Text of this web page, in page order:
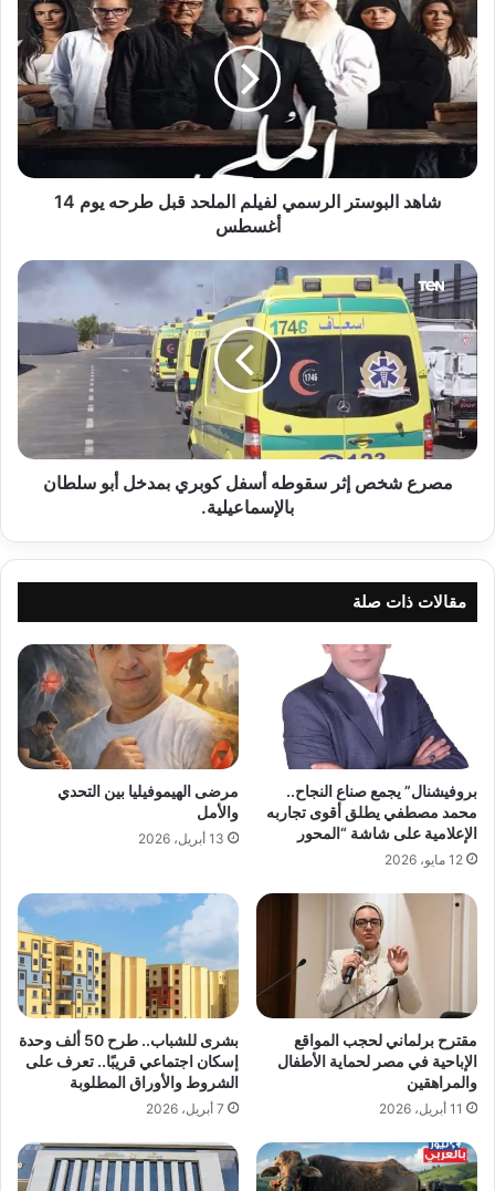
البوستر
الرسمي
لفيلم
الملحد
قبل
طرحه
يوم
14
أغسطس
شاهد البوستر الرسمي لفيلم الملحد قبل طرحه يوم 14
أغسطس
مصرع
شخص
إثر
سقوطه
أسفل
كوبري
بمدخل
أبو
سلطان
بالإسماعيلية.
مصرع شخص إثر سقوطه أسفل كوبري بمدخل أبو سلطان
بالإسماعيلية.
مقالات ذات صلة
بروفيشنال” يجمع صناع النجاح..
محمد مصطفي يطلق أقوى تجاربه
الإعلامية على شاشة “المحور
12 مايو، 2026
مرضى الهيموفيليا بين التحدي
والأمل
13 أبريل، 2026
مقترح برلماني لحجب المواقع
الإباحية في مصر لحماية الأطفال
والمراهقين
11 أبريل، 2026
بشرى للشباب.. طرح 50 ألف وحدة
إسكان اجتماعي قريبًا.. تعرف على
الشروط والأوراق المطلوبة
7 أبريل، 2026